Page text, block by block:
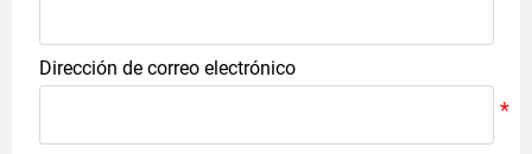
Dirección de correo electrónico